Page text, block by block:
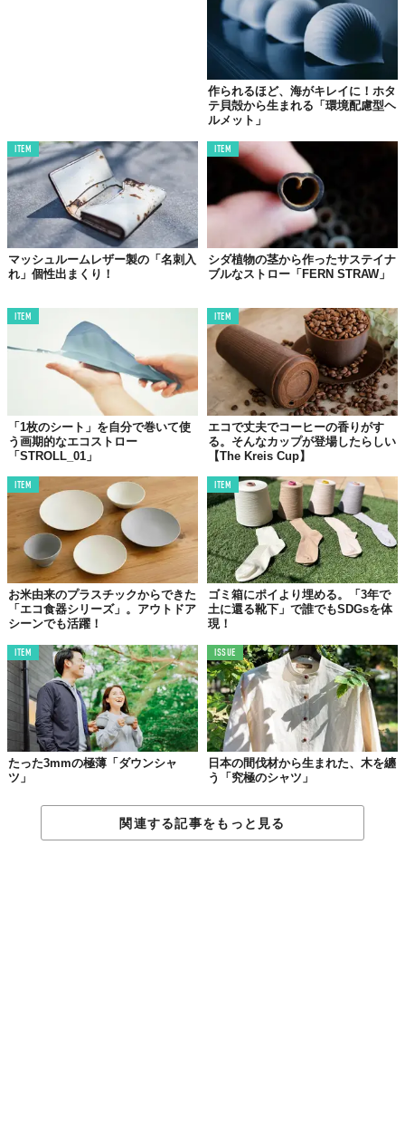
作られるほど、海がキレイに！ホタ
テ貝殻から生まれる「環境配慮型ヘ
ルメット」
ITEM
マッシュルームレザー製の「名刺入
れ」個性出まくり！
ITEM
シダ植物の茎から作ったサステイナ
ブルなストロー「FERN STRAW」
ITEM
「1枚のシート」を自分で巻いて使
う画期的なエコストロー
「STROLL_01」
ITEM
エコで丈夫でコーヒーの香りがす
る。そんなカップが登場したらしい
【The Kreis Cup】
ITEM
お米由来のプラスチックからできた
「エコ食器シリーズ」。アウトドア
シーンでも活躍！
ITEM
ゴミ箱にポイより埋める。「3年で
土に還る靴下」で誰でもSDGsを体
現！
ITEM
たった3mmの極薄「ダウンシャ
ツ」
ISSUE
日本の間伐材から生まれた、木を纏
う「究極のシャツ」
関連する記事をもっと見る